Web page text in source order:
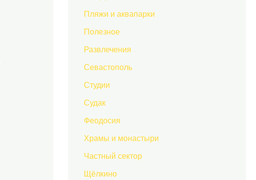
Пляжи и аквапарки
Полезное
Развлечения
Севастополь
Студии
Судак
Феодосия
Храмы и монастыри
Частный сектор
Щёлкино